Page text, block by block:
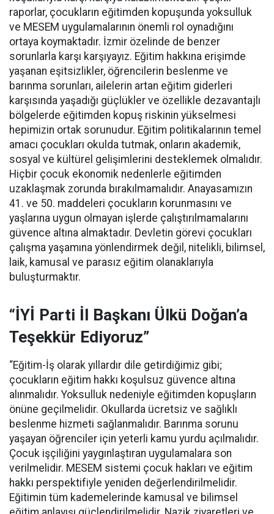
raporlar, çocukların eğitimden kopuşunda yoksulluk
ve MESEM uygulamalarının önemli rol oynadığını
ortaya koymaktadır. İzmir özelinde de benzer
sorunlarla karşı karşıyayız. Eğitim hakkına erişimde
yaşanan eşitsizlikler, öğrencilerin beslenme ve
barınma sorunları, ailelerin artan eğitim giderleri
karşısında yaşadığı güçlükler ve özellikle dezavantajlı
bölgelerde eğitimden kopuş riskinin yükselmesi
hepimizin ortak sorunudur. Eğitim politikalarının temel
amacı çocukları okulda tutmak, onların akademik,
sosyal ve kültürel gelişimlerini desteklemek olmalıdır.
Hiçbir çocuk ekonomik nedenlerle eğitimden
uzaklaşmak zorunda bırakılmamalıdır. Anayasamızın
41. ve 50. maddeleri çocukların korunmasını ve
yaşlarına uygun olmayan işlerde çalıştırılmamalarını
güvence altına almaktadır. Devletin görevi çocukları
çalışma yaşamına yönlendirmek değil, nitelikli, bilimsel,
laik, kamusal ve parasız eğitim olanaklarıyla
buluşturmaktır.
“İYİ Parti İl Başkanı Ülkü Doğan’a
Teşekkür Ediyoruz”
“Eğitim-İş olarak yıllardır dile getirdiğimiz gibi;
çocukların eğitim hakkı koşulsuz güvence altına
alınmalıdır. Yoksulluk nedeniyle eğitimden kopuşların
önüne geçilmelidir. Okullarda ücretsiz ve sağlıklı
beslenme hizmeti sağlanmalıdır. Barınma sorunu
yaşayan öğrenciler için yeterli kamu yurdu açılmalıdır.
Çocuk işçiliğini yaygınlaştıran uygulamalara son
verilmelidir. MESEM sistemi çocuk hakları ve eğitim
hakkı perspektifiyle yeniden değerlendirilmelidir.
Eğitimin tüm kademelerinde kamusal ve bilimsel